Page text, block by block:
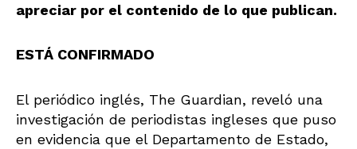
apreciar por el contenido de lo que publican.
ESTÁ CONFIRMADO
El periódico inglés, The Guardian, reveló una
investigación de periodistas ingleses que puso
en evidencia que el Departamento de Estado,